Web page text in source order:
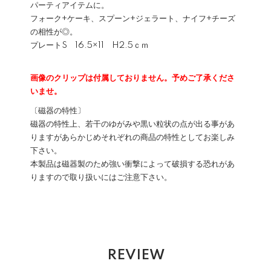
パーティアイテムに。
フォーク+ケーキ、スプーン+ジェラート、ナイフ+チーズ
の相性が◎。
プレートS 16.5×11 H2.5ｃｍ
画像のクリップは付属しておりません。予めご了承くださ
いませ。
〔磁器の特性〕
磁器の特性上、若干のゆがみや黒い粒状の点が出る事があ
りますがあらかじめそれぞれの商品の特性としてお楽しみ
下さい。
本製品は磁器製のため強い衝撃によって破損する恐れがあ
りますので取り扱いにはご注意下さい。
REVIEW